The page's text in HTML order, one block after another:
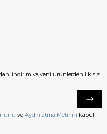
indirim ve yeni ürünlerden ilk siz
ve Aydınlatma Metnini kabul